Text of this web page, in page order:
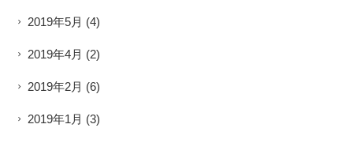
2019年5月 (4)
2019年4月 (2)
2019年2月 (6)
2019年1月 (3)